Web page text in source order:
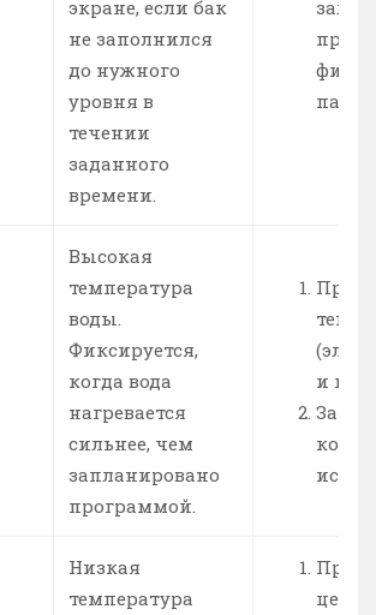
экране, если бак
не заполнился
до нужного
уровня в
течении
заданного
времени.
Высокая
температура
воды.
Фиксируется,
когда вода
нагревается
сильнее, чем
запланировано
программой.
и их
Низкая
температура
цепи.